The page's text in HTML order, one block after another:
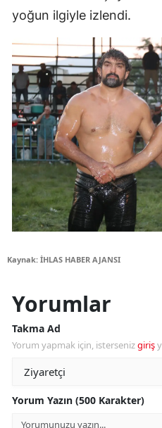
yoğun ilgiyle izlendi.
Kaynak: İHLAS HABER AJANSI
Yorumlar
Takma Ad
Yorum yapmak için, istersenizgiriş
Yorum Yazın (500 Karakter)